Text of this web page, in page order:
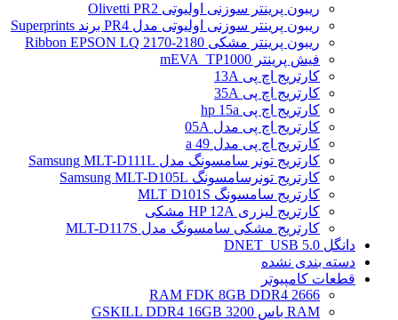
ریبون پرینتر سوزنی اولیوتی Olivetti PR2
ریبون پرینتر سوزنی اولیوتی مدل PR4 برند Superprints
ریبون پرینتر مشکی Ribbon EPSON LQ 2170-2180
فیش پرینتر mEVA_TP1000
کارتریج اچ پی 13A
کارتریج اچ پی 35A
کارتریج اچ پی hp 15a
کارتریج اچ پی مدل 05A
کارتریج اچ پی مدل 49 a
کارتریج تونر سامسونگ مدل Samsung MLT-D111L
کارتریج تونرسامسونگ Samsung MLT-D105L
کارتریج سامسونگ MLT D101S
کارتریج لیزری HP 12A مشکی
کارتریج مشکی سامسونگ مدل MLT-D117S
دانگل DNET_USB 5.0
دسته بندی نشده
قطعات کامپیوتر
RAM FDK 8GB DDR4 2666
RAM باس 3200 GSKILL DDR4 16GB